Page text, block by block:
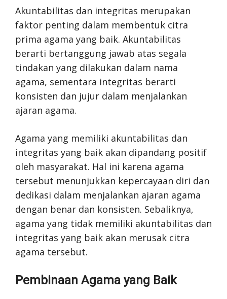
Akuntabilitas dan integritas merupakan
faktor penting dalam membentuk citra
prima agama yang baik. Akuntabilitas
berarti bertanggung jawab atas segala
tindakan yang dilakukan dalam nama
agama, sementara integritas berarti
konsisten dan jujur dalam menjalankan
ajaran agama.
Agama yang memiliki akuntabilitas dan
integritas yang baik akan dipandang positif
oleh masyarakat. Hal ini karena agama
tersebut menunjukkan kepercayaan diri dan
dedikasi dalam menjalankan ajaran agama
dengan benar dan konsisten. Sebaliknya,
agama yang tidak memiliki akuntabilitas dan
integritas yang baik akan merusak citra
agama tersebut.
Pembinaan Agama yang Baik